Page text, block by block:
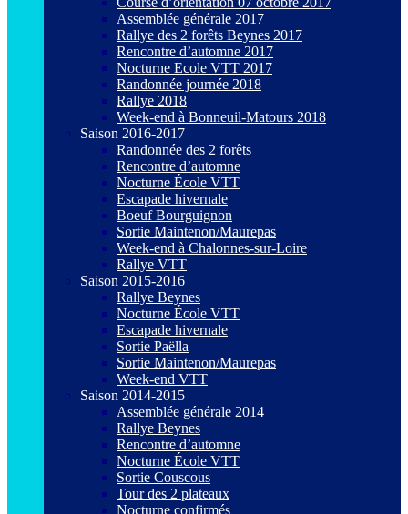
Assemblée générale 2017
Rallye des 2 forêts Beynes 2017
Rencontre d’automne 2017
Nocturne Ecole VTT 2017
Randonnée journée 2018
Rallye 2018
Week-end à Bonneuil-Matours 2018
Saison 2016-2017
Randonnée des 2 forêts
Rencontre d’automne
Nocturne École VTT
Escapade hivernale
Boeuf Bourguignon
Sortie Maintenon/Maurepas
Week-end à Chalonnes-sur-Loire
Rallye VTT
Saison 2015-2016
Rallye Beynes
Nocturne École VTT
Escapade hivernale
Sortie Paëlla
Sortie Maintenon/Maurepas
Week-end VTT
Saison 2014-2015
Assemblée générale 2014
Rallye Beynes
Rencontre d’automne
Nocturne École VTT
Sortie Couscous
Tour des 2 plateaux
Nocturne confirmés